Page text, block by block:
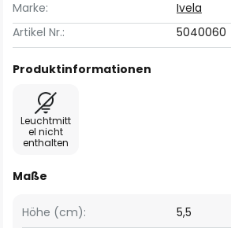
Marke:
Ivela
Artikel Nr.:
5040060
Produktinformationen
Leuchtmitt
el nicht
enthalten
Maße
Höhe (cm): 5,5